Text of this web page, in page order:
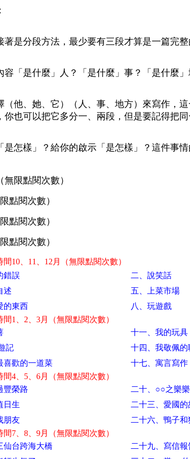
分段方法，最少要有三段才算是一篇完整
是什麼」人？「是什麼」事？「是什麼」
、她、它）（人、事、地方）來寫作，
也可以把它多分一、兩段，但是要記得把
樣」？給你的啟示「是怎樣」？這件事
限點閱次數）
次數）
次數）
次數）
10、11、12月（無限點閱次數）
錯誤
二、說笑話
述
五、上菜市場
的東西
八、玩遊戲
間1、2、3月（無限點閱次數）
十一、我的玩具
記
十四、我敬佩的
喜歡的一道菜
十七、寓言寫作
間4、5、6月（無限點閱次數）
豐榮路
二十、○○之樂
日生
二十三、愛國的
朋友
二十六、鴨子和
間7、8、9月（無限點閱次數）
仙台跨海大橋
二十九、寫信